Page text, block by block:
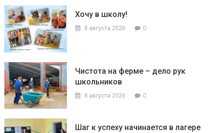
Хочу в школу!
8 августа 2026 0
Чистота на ферме – дело рук
школьников
8 августа 2026 0
Шаг к успеху начинается в лагере